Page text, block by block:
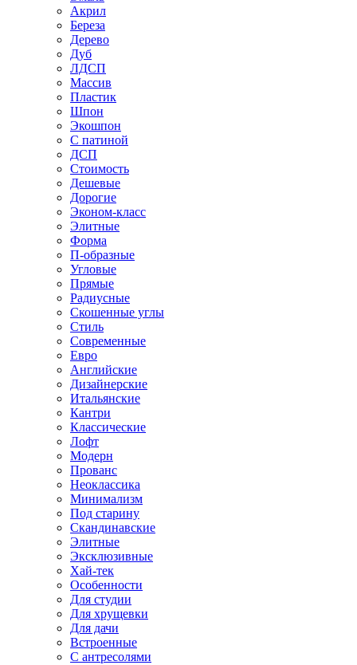
Акрил
Береза
Дерево
Дуб
ЛДСП
Массив
Пластик
Шпон
Экошпон
С патиной
ДСП
Стоимость
Дешевые
Дорогие
Эконом-класс
Элитные
Форма
П-образные
Угловые
Прямые
Радиусные
Скошенные углы
Стиль
Современные
Евро
Английские
Дизайнерские
Итальянские
Кантри
Классические
Лофт
Модерн
Прованс
Неоклассика
Минимализм
Под старину
Скандинавские
Элитные
Эксклюзивные
Хай-тек
Особенности
Для студии
Для хрущевки
Для дачи
Встроенные
С антресолями